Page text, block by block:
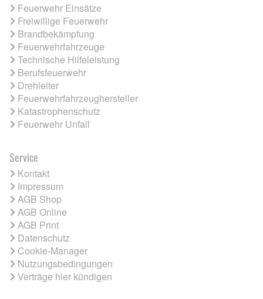
Feuerwehr Einsätze
Freiwillige Feuerwehr
Brandbekämpfung
Feuerwehrfahrzeuge
Technische Hilfeleistung
Berufsfeuerwehr
Drehleiter
Feuerwehrfahrzeughersteller
Katastrophenschutz
Feuerwehr Unfall
Service
Kontakt
Impressum
AGB Shop
AGB Online
AGB Print
Datenschutz
Cookie-Manager
Nutzungsbedingungen
Verträge hier kündigen